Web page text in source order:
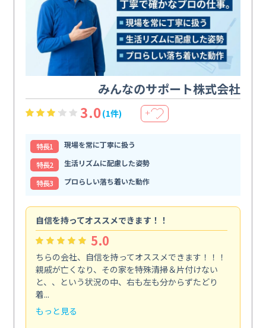
みんなのサポート株式会社
3.0(1件) ＋
特⻑1
現場を常に丁寧に扱う
特⻑2
生活リズムに配慮した姿勢
特⻑3
プロらしい落ち着いた動作
自信を持ってオススメできます！！
5.0
ちらの会社、自信を持ってオススメできます！！！
親戚が亡くなり、その家を特殊清掃＆片付けない
と、、という状況の中、右も左も分からずたどり
着...
もっと見る